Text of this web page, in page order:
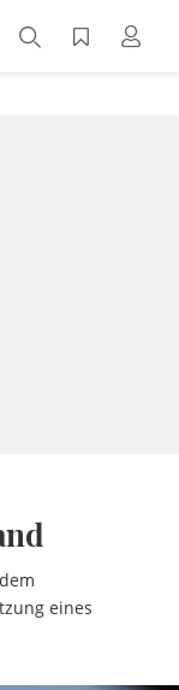
eines